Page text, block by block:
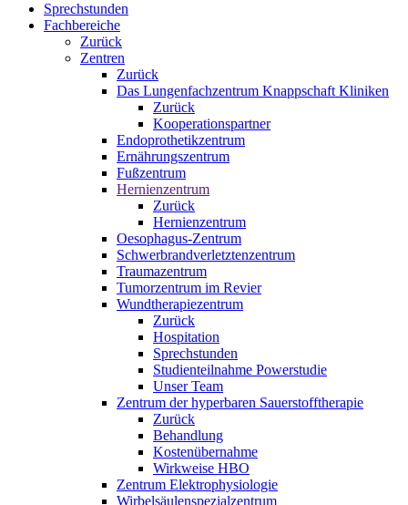
Sprechstunden
Fachbereiche
Zurück
Zentren
Zurück
Das Lungenfachzentrum Knappschaft Kliniken
Zurück
Kooperationspartner
Endoprothetikzentrum
Ernährungszentrum
Fußzentrum
Hernienzentrum
Zurück
Hernienzentrum
Oesophagus-Zentrum
Schwerbrandverletztenzentrum
Traumazentrum
Tumorzentrum im Revier
Wundtherapiezentrum
Zurück
Hospitation
Sprechstunden
Studienteilnahme Powerstudie
Unser Team
Zentrum der hyperbaren Sauerstofftherapie
Zurück
Behandlung
Kostenübernahme
Wirkweise HBO
Zentrum Elektrophysiologie
Wirbelsäulenspezialzentrum